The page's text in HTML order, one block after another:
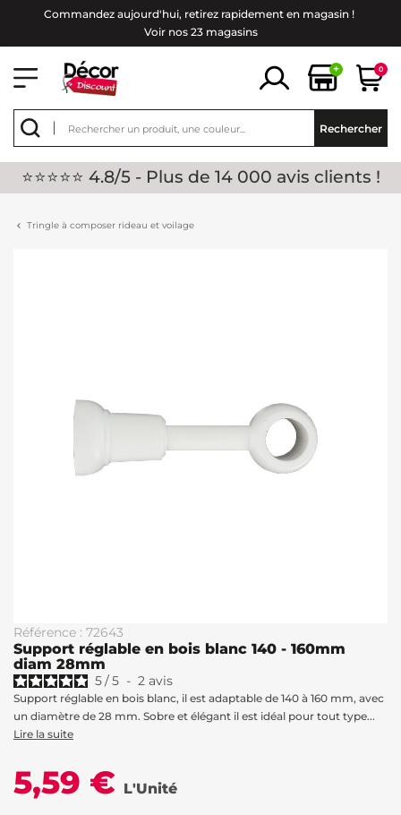
Commandez aujourd'hui, retirez rapidement en magasin !
Voir nos 23 magasins
+ 0
Rechercher
⭐⭐⭐⭐⭐ 4.8/5 - Plus de 14 000 avis clients !
Tringle à composer rideau et voilage
Référence : 72643
Support réglable en bois blanc 140 - 160mm
diam 28mm
5/5 - 2 avis
Support réglable en bois blanc, il est adaptable de 140 à 160 mm, avec
un diamètre de 28 mm. Sobre et élégant il est idéal pour tout type...
Lire la suite
5,59 € L'Unité